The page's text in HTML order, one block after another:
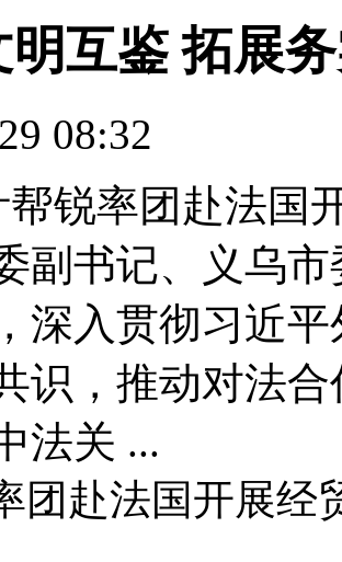
互鉴 拓展
08:32
帮锐率团赴法国
副书记、义乌
深入贯彻习近
识，推动对法
法关 ...
团赴法国开展经